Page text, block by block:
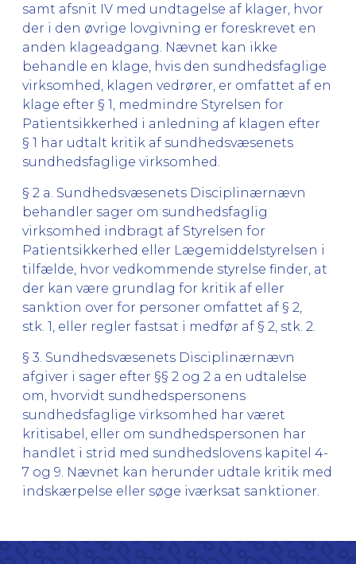
samt afsnit IV med undtagelse af klager, hvor
der i den øvrige lovgivning er foreskrevet en
anden klageadgang. Nævnet kan ikke
behandle en klage, hvis den sundhedsfaglige
virksomhed, klagen vedrører, er omfattet af en
klage efter § 1, medmindre Styrelsen for
Patientsikkerhed i anledning af klagen efter
§ 1 har udtalt kritik af sundhedsvæsenets
sundhedsfaglige virksomhed.
§ 2 a. Sundhedsvæsenets Disciplinærnævn
behandler sager om sundhedsfaglig
virksomhed indbragt af Styrelsen for
Patientsikkerhed eller Lægemiddelstyrelsen i
tilfælde, hvor vedkommende styrelse finder, at
der kan være grundlag for kritik af eller
sanktion over for personer omfattet af § 2,
stk. 1, eller regler fastsat i medfør af § 2, stk. 2.
§ 3. Sundhedsvæsenets Disciplinærnævn
afgiver i sager efter §§ 2 og 2 a en udtalelse
om, hvorvidt sundhedspersonens
sundhedsfaglige virksomhed har været
kritisabel, eller om sundhedspersonen har
handlet i strid med sundhedslovens kapitel 4-
7 og 9. Nævnet kan herunder udtale kritik med
indskærpelse eller søge iværksat sanktioner.